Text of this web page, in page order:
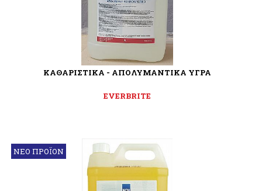
ΚΑΘΑΡΙΣΤΙΚΑ - ΑΠΟΛΥΜΑΝΤΙΚΑ ΥΓΡΑ
EVERBRITE
ΝΕΟ ΠΡΟΪΟΝ